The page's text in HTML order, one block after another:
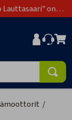
Lauttasaari" on
/